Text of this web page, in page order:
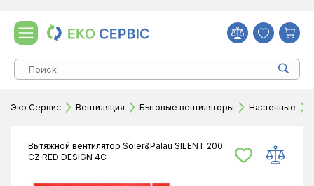
Эко Сервис Вентиляция Бытовые вентиляторы Настенные
Вытяжной вентилятор Soler&Palau SILENT 200
CZ RED DESIGN 4C